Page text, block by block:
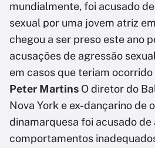
mundialmente, foi acusado
sexual por uma jovem atriz
chegou a ser preso este ano
acusações de agressão
em casos que teriam ocorrido
Peter Martins O diretor do
Nova York e ex-dançarino de
dinamarquesa foi acusado de
comportamentos